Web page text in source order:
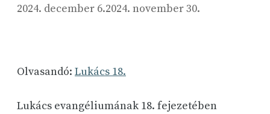
2024. december 6.2024. november 30.
Olvasandó: Lukács 18.
Lukács evangéliumának 18. fejezetében